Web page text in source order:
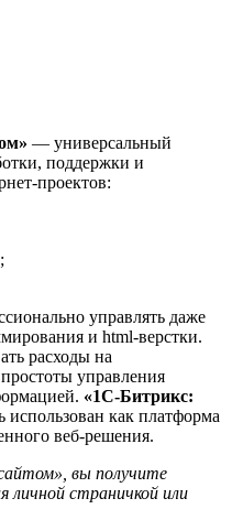
— универсальный
поддержки и
проектов:
управлять даже
и html-верстки.
расходы на
управления
«1С-Битрикс:
использован как платформа
веб-решения.
вы получите
личной страничкой или